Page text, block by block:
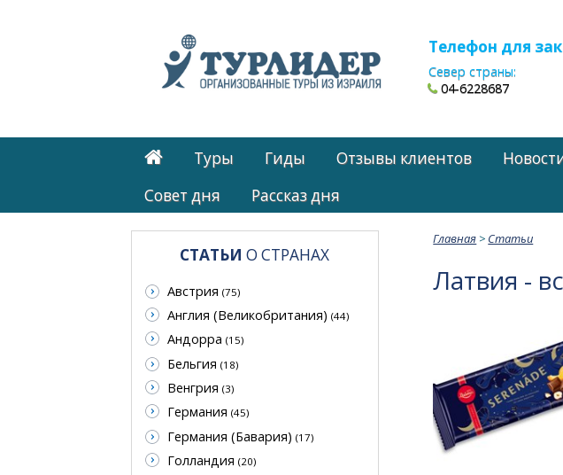
Телефон для
Север страны:
04-6228687
Туры Гиды Отзывы клиентов
Cовет дня
Рассказ дня
Главная > Статьи
Латвия -
СТАТЬИО СТРАНАХ
Австрия (75)
Англия (Великобритания) (44)
Андорра (15)
Бельгия (18)
Венгрия (3)
Германия (45)
Германия (Бавария) (17)
Голландия (20)